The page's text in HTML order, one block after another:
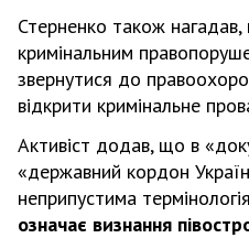
Стерненко також
кримінальним
звернутися до
відкрити кримінальне
Активіст додав, що в
«державний кордон
неприпустима
означає визнання